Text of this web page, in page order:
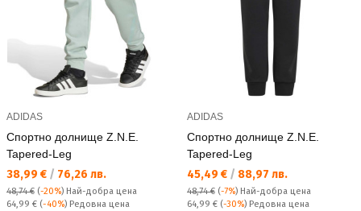
ADIDAS
Спортно долнище Z.N.E.
Tapered-Leg
Текуща цена:
38,99 € / 76,26 лв.
48,74 € (-20%) Най-добра цена
Редовна цена:
64,99 € (-40%) Редовна цена
ADIDAS
Спортно долнище Z.N.E.
Tapered-Leg
Текуща цена:
45,49 € / 88,97 лв.
48,74 € (-7%) Най-добра цена
Редовна цена:
64,99 € (-30%) Редовна цена